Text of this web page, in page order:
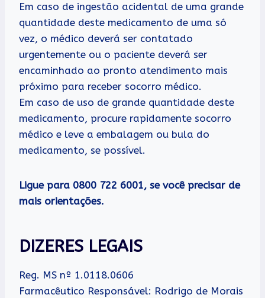
Em caso de ingestão acidental de uma grande
quantidade deste medicamento de uma só
vez, o médico deverá ser contatado
urgentemente ou o paciente deverá ser
encaminhado ao pronto atendimento mais
próximo para receber socorro médico.
Em caso de uso de grande quantidade deste
medicamento, procure rapidamente socorro
médico e leve a embalagem ou bula do
medicamento, se possível.
Ligue para 0800 722 6001, se você precisar de
mais orientações.
DIZERES LEGAIS
Reg. MS nº 1.0118.0606
Farmacêutico Responsável: Rodrigo de Morais